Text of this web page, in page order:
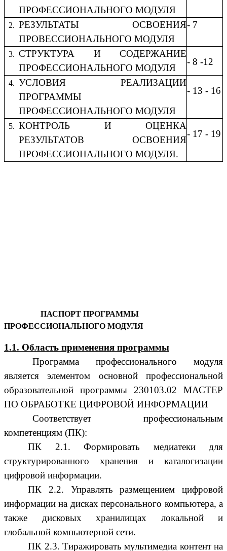
ПРОФЕССИОНАЛЬНОГО МОДУЛЯ
РЕЗУЛЬТАТЫ ОСВОЕНИЯ
ПРОВЕССИОНАЛЬНОГО МОДУЛЯ
- 7
СТРУКТУРА И СОДЕРЖАНИЕ
ПРОФЕССИОНАЛЬНОГО МОДУЛЯ
- 8 -12
УСЛОВИЯ РЕАЛИЗАЦИИ
ПРОГРАММЫ
ПРОФЕССИОНАЛЬНОГО МОДУЛЯ
- 13 - 16
КОНТРОЛЬ И ОЦЕНКА
РЕЗУЛЬТАТОВ ОСВОЕНИЯ
ПРОФЕССИОНАЛЬНОГО МОДУЛЯ.
- 17 - 19
ПАСПОРТ ПРОГРАММЫ
ПРОФЕССИОНАЛЬНОГО МОДУЛЯ
1.1. Область применения программы
Программа профессионального модуля
является элементом основной профессиональной
образовательной программы 230103.02 МАСТЕР
ПО ОБРАБОТКЕ ЦИФРОВОЙ ИНФОРМАЦИИ
Соответствует профессиональным
компетенциям (ПК):
ПК 2.1. Формировать медиатеки для
структурированного хранения и каталогизации
цифровой информации.
ПК 2.2. Управлять размещением цифровой
информации на дисках персонального компьютера, а
также дисковых хранилищах локальной и
глобальной компьютерной сети.
ПК 2.3. Тиражировать мультимедиа контент на